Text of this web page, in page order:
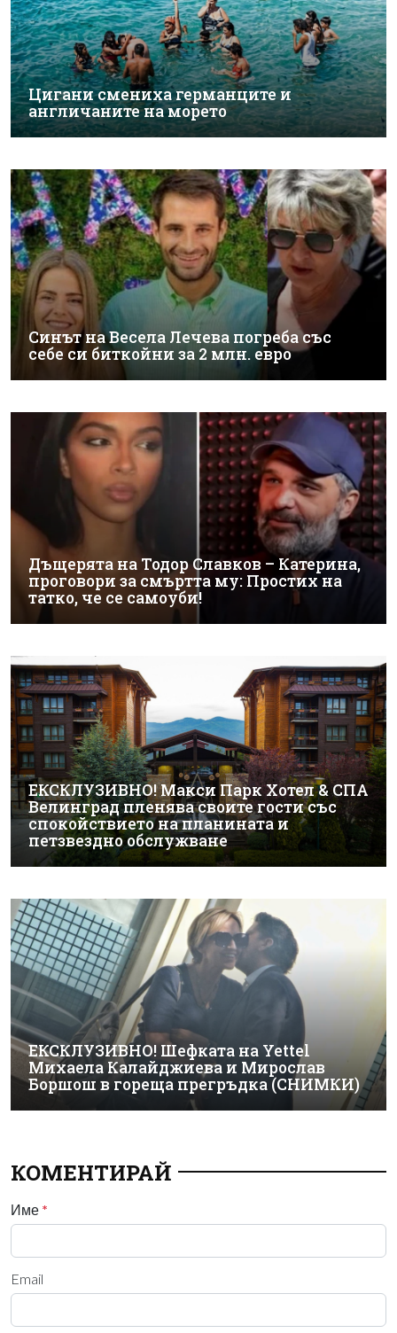
Цигани смениха германците и
англичаните на морето
Синът на Весела Лечева погреба със
себе си биткойни за 2 млн. евро
Дъщерята на Тодор Славков – Катерина,
проговори за смъртта му: Простих на
татко, че се самоуби!
ЕКСКЛУЗИВНО! Макси Парк Хотел & СПА
Велинград пленява своите гости със
спокойствието на планината и
петзвездно обслужване
ЕКСКЛУЗИВНО! Шефката на Yettel
Михаела Калайджиева и Мирослав
Боршош в гореща прегръдка (СНИМКИ)
КОМЕНТИРАЙ
Име *
Email